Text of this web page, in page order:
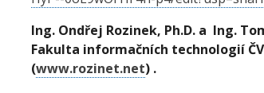
Ing. Ondřej Rozinek, Ph.D. a Ing.
Fakulta informačních technologií
(www.rozinet.net) .